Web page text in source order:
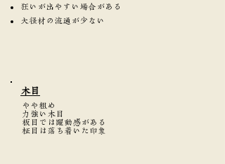
狂いが出やすい場合がある
大径材の流通が少ない
​木目
やや粗め
力強い木目
板目では躍動感がある
柾目は落ち着いた印象